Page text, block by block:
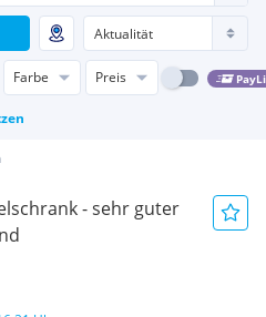
Farbe Preis
- sehr guter